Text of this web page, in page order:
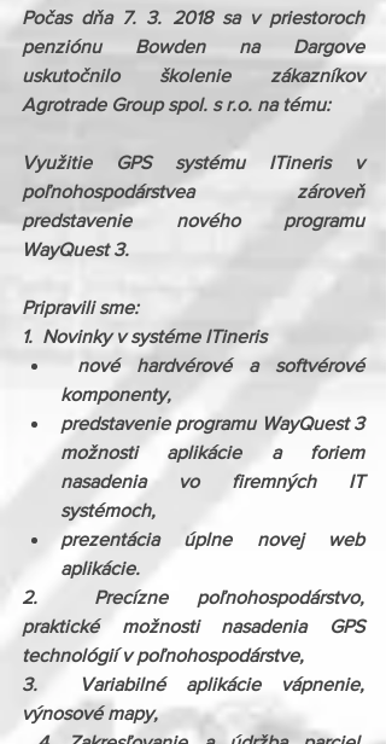
Počas dňa 7. 3. 2018 sa v priestoroch
penziónu Bowden na Dargove
uskutočnilo školenie zákazníkov
Agrotrade Group spol. s r.o. na tému:
Využitie GPS systému ITineris v
poľnohospodárstvea zároveň
predstavenie nového programu
WayQuest 3.
Pripravili sme:
​1.  Novinky v systéme ITineris
komponenty,
predstavenie programu WayQuest 3
možnosti aplikácie a foriem
nasadenia vo firemných IT
systémoch,
prezentácia úplne novej web
2.  Precízne poľnohospodárstvo,
praktické možnosti nasadenia GPS
technológií v poľnohospodárstve,
​3.  Variabilné aplikácie vápnenie,
výnosové mapy,